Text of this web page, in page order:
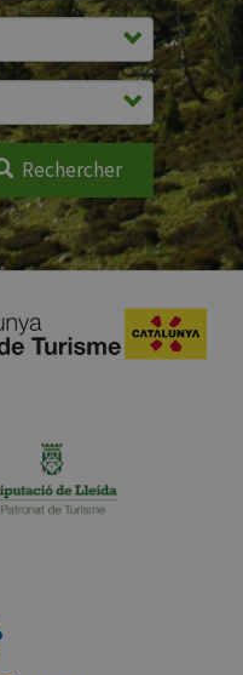
Rechercher